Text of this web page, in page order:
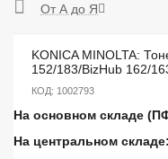
От А до Я
KONICA MINOLTA:
152/183/BizHub 162/
КОД: 1002793
На основном складе
На центральном складе: